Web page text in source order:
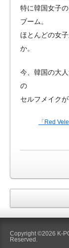
特に韓国女子
ブーム。
ほとんどの女
か。
今、韓国の大
の
セルフメイク
「Red
Copyright ©2026 K-
Reserved.